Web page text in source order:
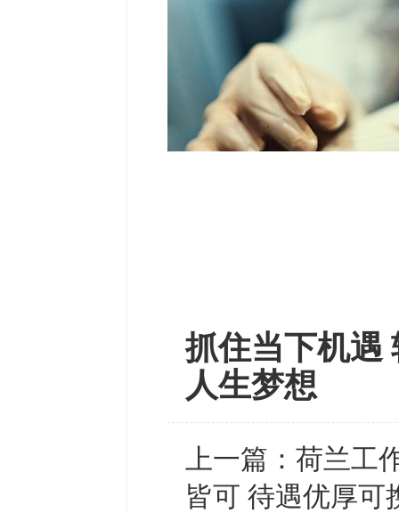
抓住当下机遇
人生梦想
上一篇： 荷兰工
皆可 待遇优厚可